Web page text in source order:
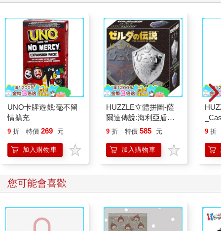
UNO卡牌遊戲:毫不留
情擴充
9 折 特價 269 元
加入購物車
HUZZLE立體拼圖-薩
爾達傳說:海利亞盾
_Hylian Shield
9 折 特價 585 元
加入購物車
9 折
您可能會喜歡